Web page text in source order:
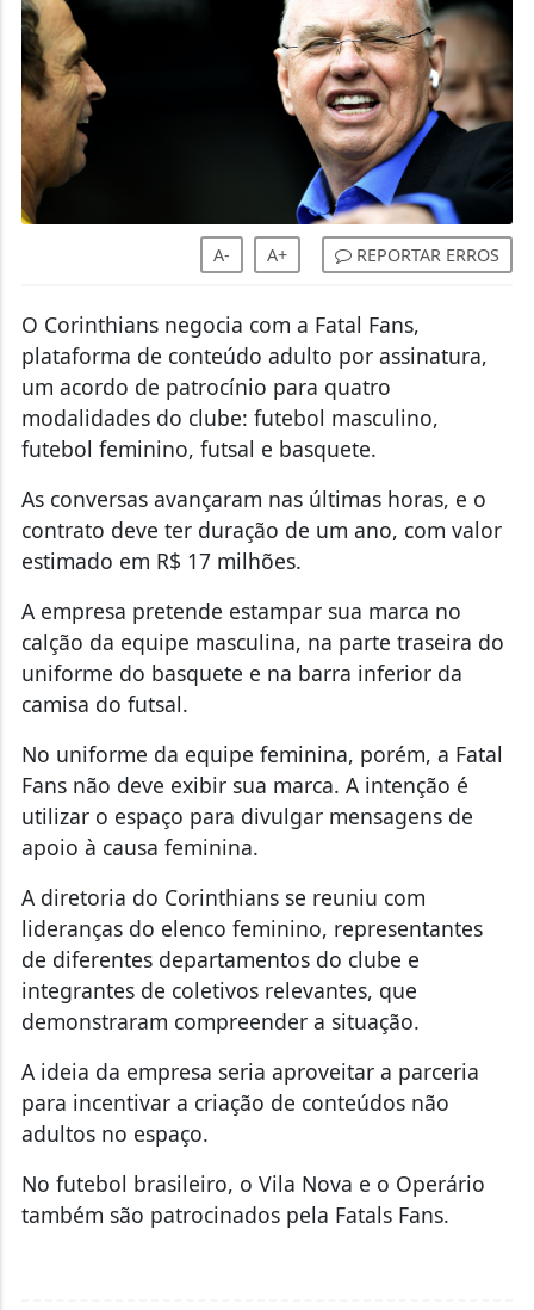
A- A+ REPORTAR ERROS
O Corinthians negocia com a Fatal Fans,
plataforma de conteúdo adulto por assinatura,
um acordo de patrocínio para quatro
modalidades do clube: futebol masculino,
futebol feminino, futsal e basquete.
As conversas avançaram nas últimas horas, e o
contrato deve ter duração de um ano, com valor
estimado em R$ 17 milhões.
A empresa pretende estampar sua marca no
calção da equipe masculina, na parte traseira do
uniforme do basquete e na barra inferior da
camisa do futsal.
No uniforme da equipe feminina, porém, a Fatal
Fans não deve exibir sua marca. A intenção é
utilizar o espaço para divulgar mensagens de
apoio à causa feminina.
A diretoria do Corinthians se reuniu com
lideranças do elenco feminino, representantes
de diferentes departamentos do clube e
integrantes de coletivos relevantes, que
demonstraram compreender a situação.
A ideia da empresa seria aproveitar a parceria
para incentivar a criação de conteúdos não
adultos no espaço.
No futebol brasileiro, o Vila Nova e o Operário
também são patrocinados pela Fatals Fans.